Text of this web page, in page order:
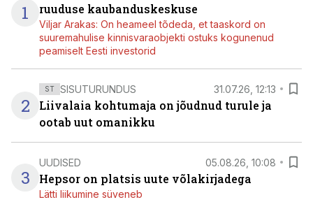
1
ruuduse kaubanduskeskuse
Viljar Arakas: On heameel tõdeda, et taaskord on
suuremahulise kinnisvaraobjekti ostuks kogunenud
peamiselt Eesti investorid
2
ST SISUTURUNDUS 31.07.26, 12:13
Liivalaia kohtumaja on jõudnud turule ja
ootab uut omanikku
3
UUDISED 05.08.26, 10:08
Hepsor on platsis uute võlakirjadega
Lätti liikumine süveneb